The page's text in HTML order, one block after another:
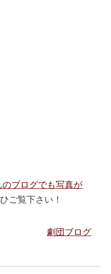
ブログでも写真が
ご覧下さい！
劇団ブログ